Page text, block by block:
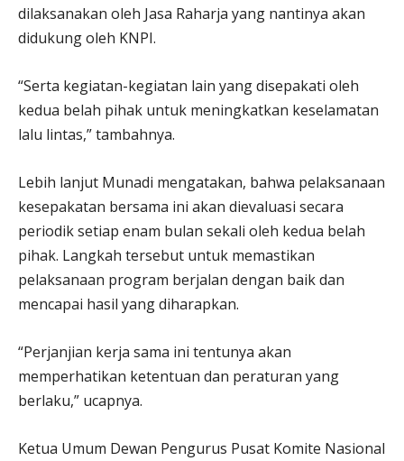
dilaksanakan oleh Jasa Raharja yang nantinya akan
didukung oleh KNPI.
“Serta kegiatan-kegiatan lain yang disepakati oleh
kedua belah pihak untuk meningkatkan keselamatan
lalu lintas,” tambahnya.
Lebih lanjut Munadi mengatakan, bahwa pelaksanaan
kesepakatan bersama ini akan dievaluasi secara
periodik setiap enam bulan sekali oleh kedua belah
pihak. Langkah tersebut untuk memastikan
pelaksanaan program berjalan dengan baik dan
mencapai hasil yang diharapkan.
“Perjanjian kerja sama ini tentunya akan
memperhatikan ketentuan dan peraturan yang
berlaku,” ucapnya.
Ketua Umum Dewan Pengurus Pusat Komite Nasional